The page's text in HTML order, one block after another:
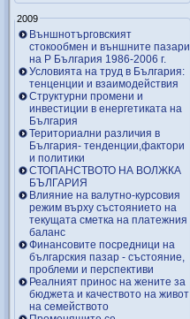
2009
Външнотърговският
стокообмен и външните пазари
на Р България 1986-2006 г.
Условията на труд в България:
тенценции и взаимодействия
Структурни промени и
инвестиции в енергетиката на
България
Териториални различия в
България- тенденции,фактори
и политики
СТОПАНСТВОТО НА ВОЛЖКА
БЪЛГАРИЯ
Влияние на валутно-курсовия
режим върху състоянието на
текущата сметка на платежния
баланс
Финансовите посредници на
българския пазар - състояние,
проблеми и перспективи
Реалният принос на жените за
бюджета и качеството на живот
на семейството